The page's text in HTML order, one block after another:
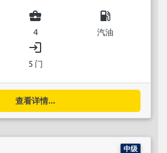
business_center
4
local_gas_station
汽油
login
5 门
查看详情...
中级